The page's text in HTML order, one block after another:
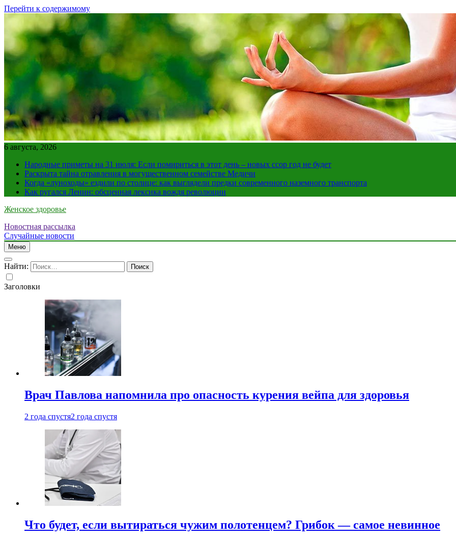
Перейти к содержимому
6 августа, 2026
Народные приметы на 31 июля: Если помириться в этот день – новых ссор год не будет
Раскрыта тайна отравления в могущественном семействе Медичи
Когда «луноходы» ездили по столице: как выглядели предки современного наземного транспорта
Как ругался Ленин: обсценная лексика вождя революции
Женское здоровье
Новостная рассылка
Случайные новости
Меню
Найти:
Заголовки
Врач Павлова напомнила про опасность курения вейпа для здоровья
2 года спустя2 года спустя
Что будет, если вытираться чужим полотенцем? Грибок — самое невинное